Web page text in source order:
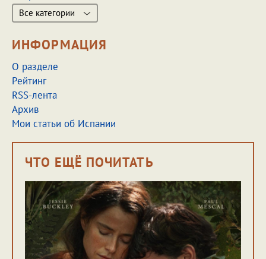
Все категории
ИНФОРМАЦИЯ
О разделе
Рейтинг
RSS-лента
Архив
Мои статьи об Испании
ЧТО ЕЩЁ ПОЧИТАТЬ